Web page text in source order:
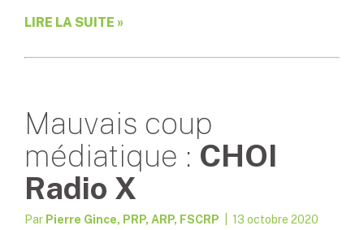
LIRE LA SUITE »
Mauvais coup
médiatique : CHOI
Radio X
Par Pierre Gince, PRP, ARP, FSCRP | 13 octobre 2020